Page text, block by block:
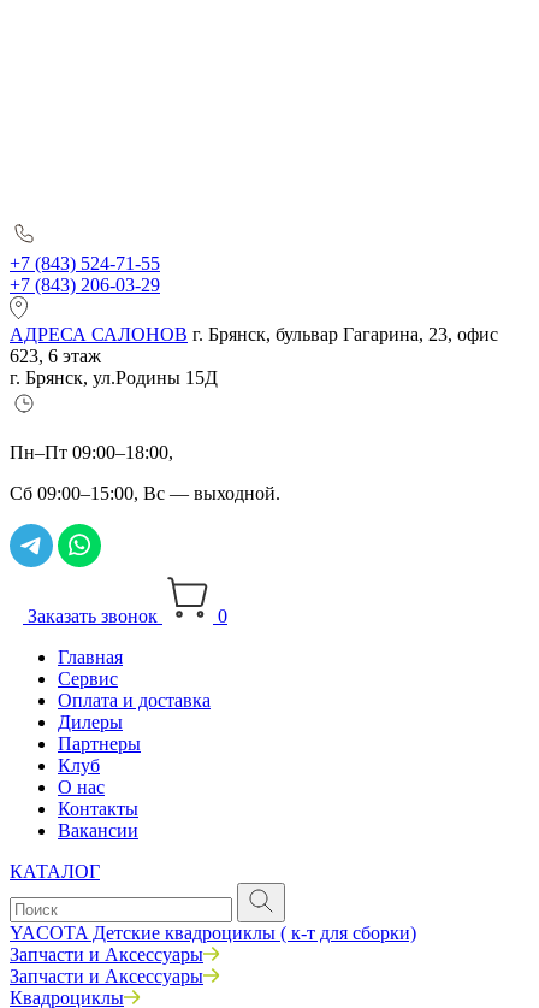
+7 (843) 524-71-55
+7 (843) 206-03-29
АДРЕСА САЛОНОВ г. Брянск, бульвар Гагарина, 23, офис
623, 6 этаж
г. Брянск, ул.Родины 15Д
Пн–Пт 09:00–18:00,
Сб 09:00–15:00, Вс — выходной.
Заказать звонок
0
Главная
Сервис
Оплата и доставка
Дилеры
Партнеры
Клуб
О нас
Контакты
Вакансии
КАТАЛОГ
YACOTA Детские квадроциклы ( к-т для сборки)
Запчасти и Аксессуары
Запчасти и Аксессуары
Квадроциклы